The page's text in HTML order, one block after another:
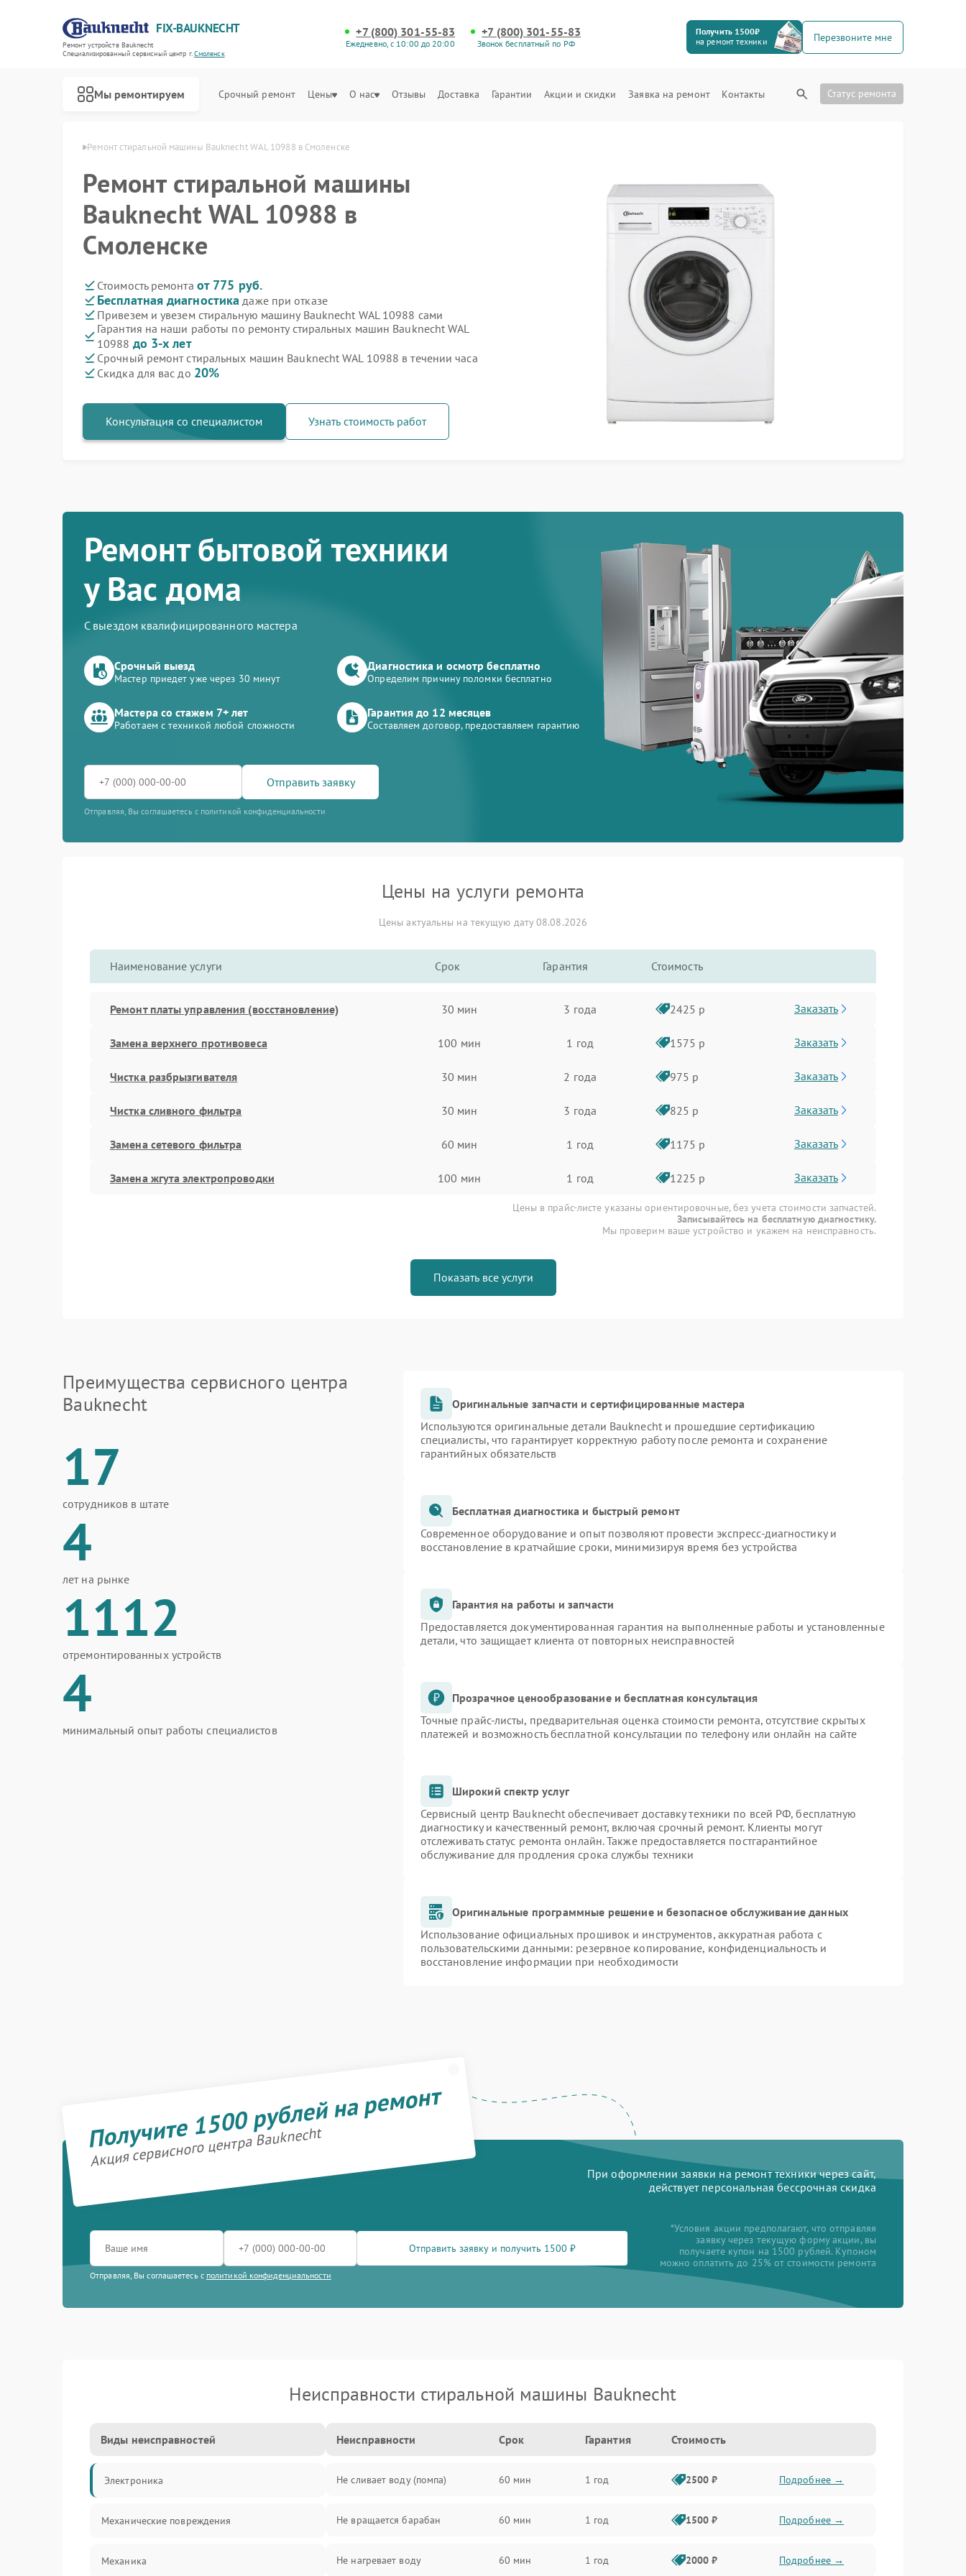
FIX-BAUKNECHT
Ремонт устройств Bauknecht
Специализированный cервисный центр г.Смоленск
+7 (800) 301-55-83
Ежедневно, с 10:00 до 20:00
+7 (800) 301-55-83
Звонок бесплатный по РФ
Получить 1500₽
на ремонт техники
Перезвоните мне
Мы ремонтируем Срочный ремонт Цены О нас Отзывы Доставка Гарантии Акции и скидки Заявка на ремонт Контакты Статус ремонта
в Смоленске Ремонт стиральной машины Bauknecht WAL 10988 в Смоленске
Ремонт стиральной машины
Bauknecht WAL 10988 в
Смоленске
Стоимость ремонта от 775 руб.
Бесплатная диагностика даже при отказе
Привезем и увезем стиральную машину Bauknecht WAL 10988 сами
Гарантия на наши работы по ремонту стиральных машин Bauknecht WAL
10988 до 3-х лет
Срочный ремонт стиральных машин Bauknecht WAL 10988 в течении часа
Скидка для вас до 20%
Консультация со специалистом Узнать стоимость работ
Ремонт бытовой техники
у Вас дома
С выездом квалифицированного мастера
Срочный выезд
Мастер приедет уже через 30 минут
Диагностика и осмотр бесплатно
Определим причину поломки бесплатно
Мастера со стажем 7+ лет
Работаем с техникой любой сложности
Гарантия до 12 месяцев
Составляем договор, предоставляем гарантию
Отправить заявку
Отправляя, Вы соглашаетесь с политикой конфиденциальности
Цены на услуги ремонта
Цены актуальны на текущую дату 08.08.2026
Наименование услуги Срок Гарантия Стоимость
Ремонт платы управления (восстановление) 30 мин 3 года 2425 р Заказать
Замена верхнего противовеса 100 мин 1 год 1575 р Заказать
Чистка разбрызгивателя 30 мин 2 года 975 р Заказать
Чистка сливного фильтра 30 мин 3 года 825 р Заказать
Замена сетевого фильтра 60 мин 1 год 1175 р Заказать
Замена жгута электропроводки 100 мин 1 год 1225 р Заказать
Цены в прайс-листе указаны ориентировочные, без учета стоимости запчастей.
Записывайтесь на бесплатную диагностику.
Мы проверим ваше устройство и укажем на неисправность.
Показать все услуги
Преимущества сервисного центра
Bauknecht
17
сотрудников в штате
4
лет на рынке
1112
отремонтированных устройств
4
минимальный опыт работы специалистов
Оригинальные запчасти и сертифицированные мастера
Используются оригинальные детали Bauknecht и прошедшие сертификацию
специалисты, что гарантирует корректную работу после ремонта и сохранение
гарантийных обязательств
Бесплатная диагностика и быстрый ремонт
Современное оборудование и опыт позволяют провести экспресс-диагностику и
восстановление в кратчайшие сроки, минимизируя время без устройства
Гарантия на работы и запчасти
Предоставляется документированная гарантия на выполненные работы и установленные
детали, что защищает клиента от повторных неисправностей
Прозрачное ценообразование и бесплатная консультация
Точные прайс-листы, предварительная оценка стоимости ремонта, отсутствие скрытых
платежей и возможность бесплатной консультации по телефону или онлайн на сайте
Широкий спектр услуг
Сервисный центр Bauknecht обеспечивает доставку техники по всей РФ, бесплатную
диагностику и качественный ремонт, включая срочный ремонт. Клиенты могут
отслеживать статус ремонта онлайн. Также предоставляется постгарантийное
обслуживание для продления срока службы техники
Оригинальные программные решение и безопасное обслуживание данных
Использование официальных прошивок и инструментов, аккуратная работа с
пользовательскими данными: резервное копирование, конфиденциальность и
восстановление информации при необходимости
Получите 1500 рублей на ремонт
Акция сервисного центра Bauknecht
При оформлении заявки на ремонт техники через сайт,
действует персональная бессрочная скидка
Отправить заявку и получить 1500 ₽
Отправляя, Вы соглашаетесь с политикой конфиденциальности
*Условия акции предполагают, что отправляя
заявку через текущую форму акции, вы
получаете купон на 1500 рублей. Купоном
можно оплатить до 25% от стоимости ремонта
Неисправности стиральной машины Bauknecht
Виды неисправностей
Электроника
Механические повреждения
Механика
Неисправности Срок Гарантия Стоимость
Не сливает воду (помпа) 60 мин 1 год 2500 ₽ Подробнее →
Не вращается барабан 60 мин 1 год 1500 ₽ Подробнее →
Не нагревает воду 60 мин 1 год 2000 ₽ Подробнее →